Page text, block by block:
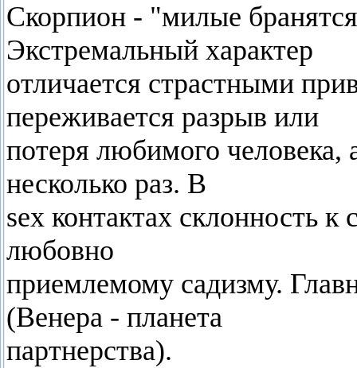
Скорпион - "милые
Экстремальный характер
отличается страстными
переживается разрыв или
потеря любимого человека,
несколько раз. В
sex контактах склонность
любовно
приемлемому садизму.
(Венера - планета
партнерства).